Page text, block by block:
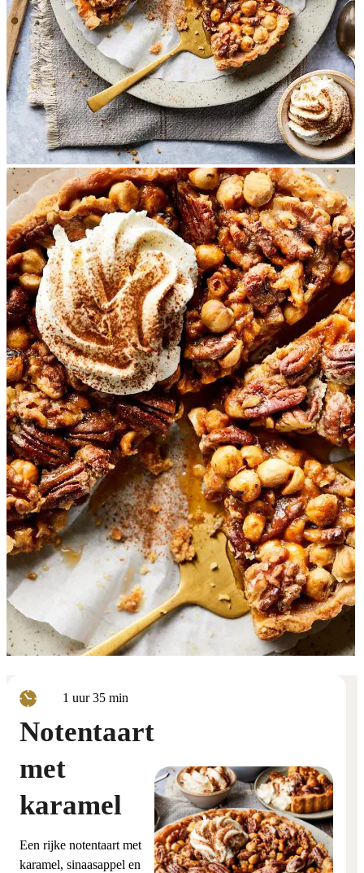
1 uur
uur 35minuten
min
Notentaart
met
karamel
Een rijke notentaart met
karamel, sinaasappel en